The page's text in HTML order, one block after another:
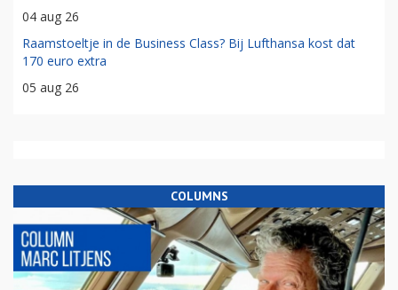
04 aug 26
Raamstoeltje in de Business Class? Bij Lufthansa kost dat
170 euro extra
05 aug 26
COLUMNS